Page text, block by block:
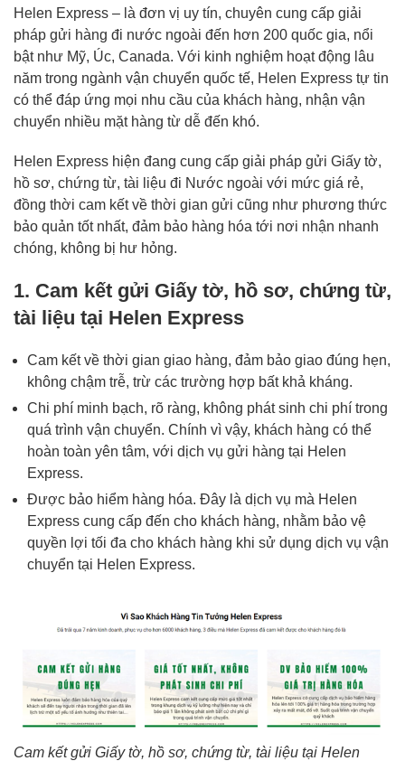
Helen Express – là đơn vị uy tín, chuyên cung cấp giải
pháp gửi hàng đi nước ngoài đến hơn 200 quốc gia, nổi
bật như Mỹ, Úc, Canada. Với kinh nghiệm hoạt động lâu
năm trong ngành vận chuyển quốc tế, Helen Express tự tin
có thể đáp ứng mọi nhu cầu của khách hàng, nhận vận
chuyển nhiều mặt hàng từ dễ đến khó.
Helen Express hiện đang cung cấp giải pháp gửi Giấy tờ,
hồ sơ, chứng từ, tài liệu đi Nước ngoài với mức giá rẻ,
đồng thời cam kết về thời gian gửi cũng như phương thức
bảo quản tốt nhất, đảm bảo hàng hóa tới nơi nhận nhanh
chóng, không bị hư hỏng.
1. Cam kết gửi Giấy tờ, hồ sơ, chứng từ,
tài liệu tại Helen Express
Cam kết về thời gian giao hàng, đảm bảo giao đúng hẹn,
không chậm trễ, trừ các trường hợp bất khả kháng.
Chi phí minh bạch, rõ ràng, không phát sinh chi phí trong
quá trình vận chuyển. Chính vì vậy, khách hàng có thể
hoàn toàn yên tâm, với dịch vụ gửi hàng tại Helen
Express.
Được bảo hiểm hàng hóa. Đây là dịch vụ mà Helen
Express cung cấp đến cho khách hàng, nhằm bảo vệ
quyền lợi tối đa cho khách hàng khi sử dụng dịch vụ vận
chuyển tại Helen Express.
Cam kết gửi Giấy tờ, hồ sơ, chứng từ, tài liệu tại Helen